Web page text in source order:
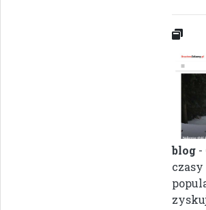
blog -
czasy